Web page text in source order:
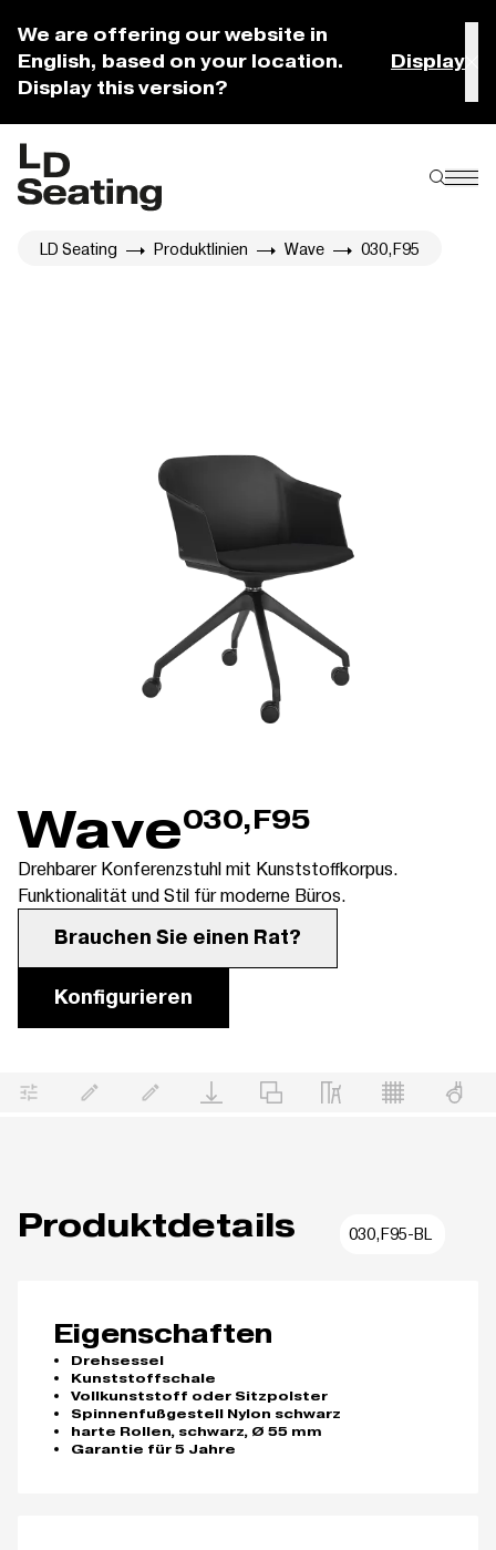
We are offering our website in
English, based on your location.
Display this version?
Display
LD Seating Produktlinien Wave 030,F95
Wave030,F95
Drehbarer Konferenzstuhl mit Kunststoffkorpus.
Funktionalität und Stil für moderne Büros.
Brauchen Sie einen Rat?
Konfigurieren
Produktdetails 030,F95-BL
Eigenschaften
Drehsessel
Kunststoffschale
Vollkunststoff oder Sitzpolster
Spinnenfußgestell Nylon schwarz
harte Rollen, schwarz, Ø 55 mm
Garantie für 5 Jahre